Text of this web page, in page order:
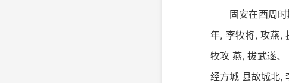
固安在西周
年, 李牧将, 攻燕,
牧攻 燕, 拔武遂、
经方城 县故城北,